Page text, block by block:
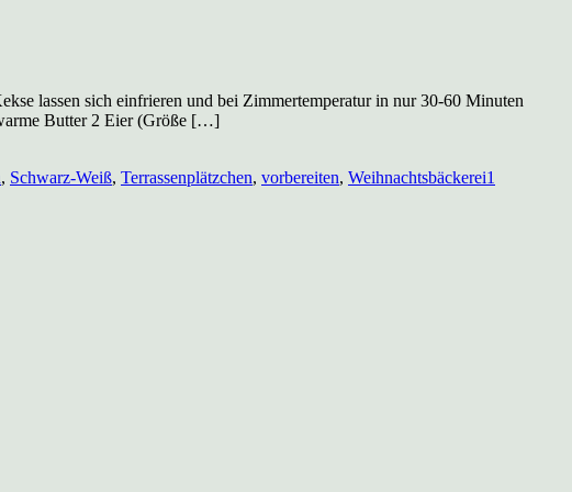
lassen sich einfrieren und bei Zimmertemperatur in nur 30-60 Minuten
Butter 2 Eier (Größe […]
, Schwarz-Weiß, Terrassenplätzchen, vorbereiten, Weihnachtsbäckerei1